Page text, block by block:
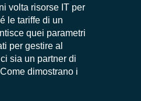
volta risorse IT per
le tariffe di un
quei parametri
per gestire al
sia un partner di
dimostrano i